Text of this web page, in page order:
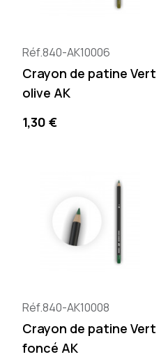
Réf.840-AK10006
Crayon de patine Vert
olive AK
Precio
1,30 €
Réf.840-AK10008
Crayon de patine Vert
foncé AK